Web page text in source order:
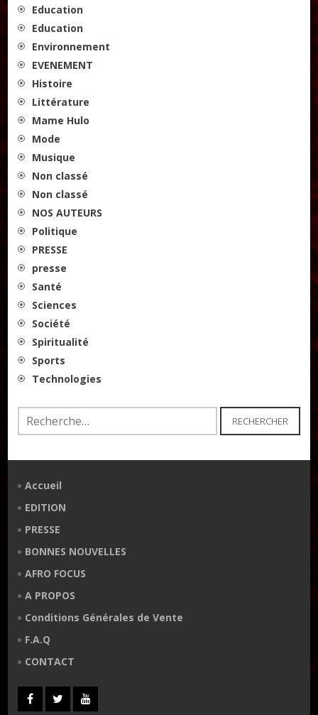
Education
Education
Environnement
EVENEMENT
Histoire
Littérature
Mame Hulo
Mode
Musique
Non classé
Non classé
NOS AUTEURS
Politique
PRESSE
presse
Santé
Sciences
Société
Spiritualité
Sports
Technologies
Rechercher :
Accueil
EDITION
PRESSE
BONNES NOUVELLES
AFRO FOCUS
A PROPOS
Conditions Générales de Vente
F.A.Q
CONTACT